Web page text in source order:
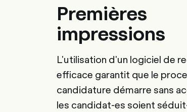
Premières
impressions
L'utilisation d'un logiciel de
efficace garantit que le
candidature démarre sans
les candidat-es soient